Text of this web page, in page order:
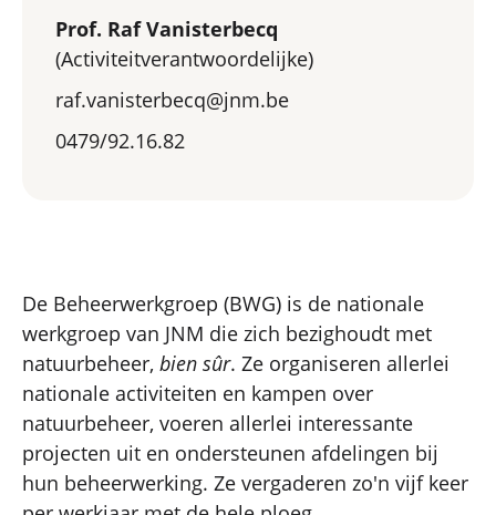
Prof. Raf Vanisterbecq
(Activiteitverantwoordelijke)
raf.vanisterbecq@jnm.be
0479/92.16.82
De Beheerwerkgroep (BWG) is de nationale
werkgroep van JNM die zich bezighoudt met
natuurbeheer, bien sûr. Ze organiseren allerlei
nationale activiteiten en kampen over
natuurbeheer, voeren allerlei interessante
projecten uit en ondersteunen afdelingen bij
hun beheerwerking. Ze vergaderen zo'n vijf keer